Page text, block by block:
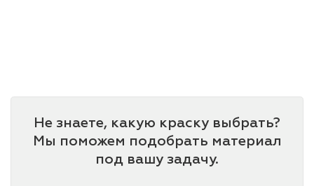
Не знаете, какую краску выбрать?
Мы поможем подобрать материал
под вашу задачу.